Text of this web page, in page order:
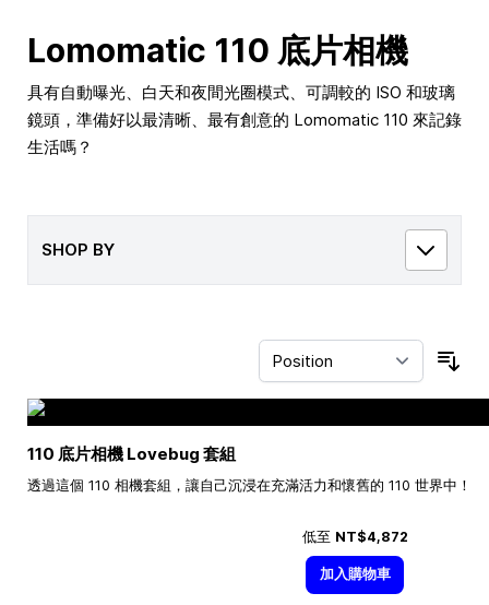
Lomomatic 110 底片相機
具有自動曝光、白天和夜間光圈模式、可調較的 ISO 和玻璃
鏡頭，準備好以最清晰、最有創意的 Lomomatic 110 來記錄
生活嗎？
SHOP BY
110 底片相機 Lovebug 套組
透過這個 110 相機套組，讓自己沉浸在充滿活力和懷舊的 110 世界中！
低至 NT$4,872
加入購物車